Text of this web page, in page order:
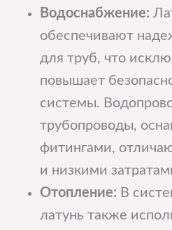
Водоснабжение:
обеспечивают
для труб, что
повышает
системы.
трубопроводы,
фитингами,
и низкими
Отопление: В
латунь также